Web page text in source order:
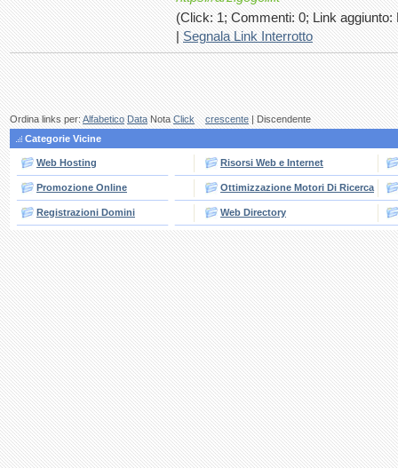
(Click: 1; Commenti: 0; Link aggiunto:
|Segnala Link Interrotto
Ordina links per:Alfabetico DataNotaClick crescente| Discendente
Categorie Vicine
Web Hosting Risorsi Web e Internet
Promozione Online Ottimizzazione Motori Di Ricerca
Registrazioni Domini Web Directory